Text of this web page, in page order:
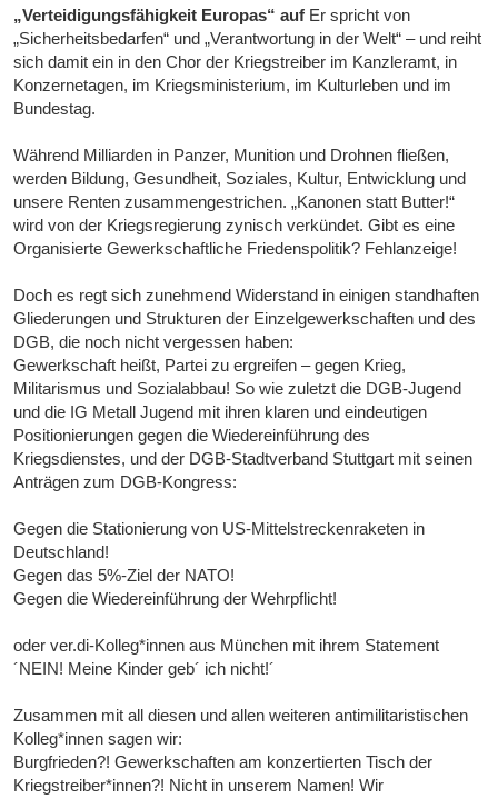
„Verteidigungsfähigkeit Europas“ auf Er spricht von
„Sicherheitsbedarfen“ und „Verantwortung in der Welt“ – und reiht
sich damit ein in den Chor der Kriegstreiber im Kanzleramt, in
Konzernetagen, im Kriegsministerium, im Kulturleben und im
Bundestag.
Während Milliarden in Panzer, Munition und Drohnen fließen,
werden Bildung, Gesundheit, Soziales, Kultur, Entwicklung und
unsere Renten zusammengestrichen. „Kanonen statt Butter!“
wird von der Kriegsregierung zynisch verkündet. Gibt es eine
Organisierte Gewerkschaftliche Friedenspolitik? Fehlanzeige!
Doch es regt sich zunehmend Widerstand in einigen standhaften
Gliederungen und Strukturen der Einzelgewerkschaften und des
DGB, die noch nicht vergessen haben:
Gewerkschaft heißt, Partei zu ergreifen – gegen Krieg,
Militarismus und Sozialabbau! So wie zuletzt die DGB-Jugend
und die IG Metall Jugend mit ihren klaren und eindeutigen
Positionierungen gegen die Wiedereinführung des
Kriegsdienstes, und der DGB-Stadtverband Stuttgart mit seinen
Anträgen zum DGB-Kongress:
Gegen die Stationierung von US-Mittelstreckenraketen in
Deutschland!
Gegen das 5%-Ziel der NATO!
Gegen die Wiedereinführung der Wehrpflicht!
oder ver.di-Kolleg*innen aus München mit ihrem Statement
´NEIN! Meine Kinder geb´ ich nicht!´
Zusammen mit all diesen und allen weiteren antimilitaristischen
Kolleg*innen sagen wir:
Burgfrieden?! Gewerkschaften am konzertierten Tisch der
Kriegstreiber*innen?! Nicht in unserem Namen! Wir